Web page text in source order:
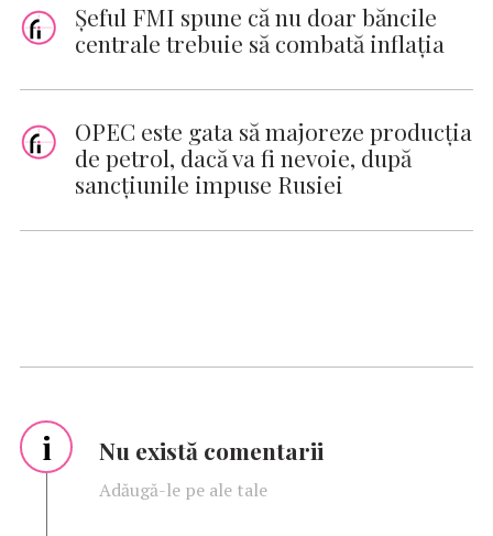
Şeful FMI spune că nu doar băncile
centrale trebuie să combată inflaţia
OPEC este gata să majoreze producţia
de petrol, dacă va fi nevoie, după
sancţiunile impuse Rusiei
i Nu există comentarii
Adăugă-le pe ale tale